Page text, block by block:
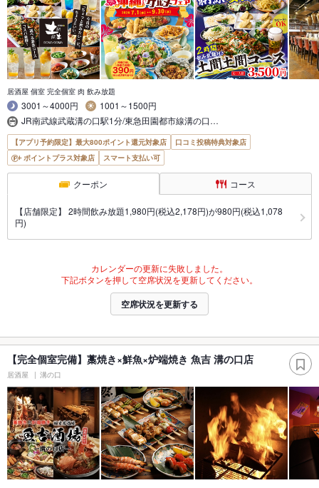
居酒屋 個室 完全個室 肉 飲み放題
3001～4000円
1001～1500円
JR南武線武蔵溝の口駅1分/東急田園都市線溝の口…
【アプリ予約限定】最大800ポイント還元対象店
口コミ投稿特典対象店
ポイントプラス対象店
スマート支払い可
クーポン コース
【店舗限定】 2時間飲み放題1,980円(税込2,178円)が980円(税込1,078
円)
カレンダーの更新に失敗しました。
下記ボタンを押して空席状況を更新してください。
空席状況を更新する
【完全個室完備】藁焼き×鮮魚×炉端焼き 魚吉 溝の口店
居酒屋 溝の口